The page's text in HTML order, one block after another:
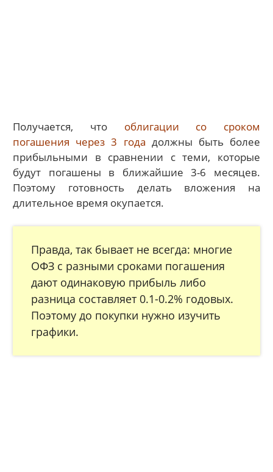
Получается, что облигации со сроком
погашения через 3 года должны быть более
прибыльными в сравнении с теми, которые
будут погашены в ближайшие 3-6 месяцев.
Поэтому готовность делать вложения на
длительное время окупается.
Правда, так бывает не всегда: многие
ОФЗ с разными сроками погашения
дают одинаковую прибыль либо
разница составляет 0.1-0.2% годовых.
Поэтому до покупки нужно изучить
графики.